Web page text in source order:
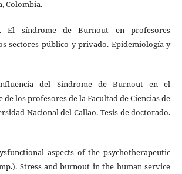
Colombia.
El síndrome de Burnout en profesores
sectores público y privado. Epidemiología y
del Síndrome de Burnout en el
de los profesores de la Facultad de Ciencias de
Nacional del Callao. Tesis de doctorado.
aspects of the psychotherapeutic
Stress and burnout in the human service